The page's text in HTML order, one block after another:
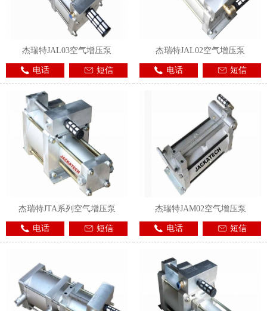
杰瑞特JAL03空气增压泵
电话 短信
杰瑞特JAL02空气增压泵
电话 短信
杰瑞特JTA系列空气增压泵
电话 短信
杰瑞特JAM02空气增压泵
电话 短信